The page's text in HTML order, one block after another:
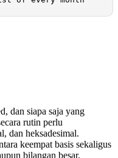
dan siapa saja yang
rutin perlu
dan heksadesimal.
keempat basis sekaligus
bilangan besar.